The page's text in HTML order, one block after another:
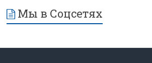
Мы в Соцсетях